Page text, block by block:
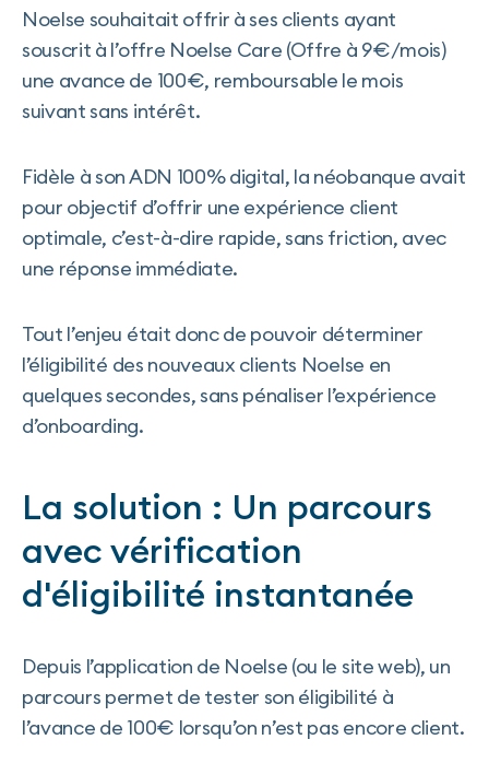
Noelse souhaitait offrir à ses clients ayant
souscrit à l’offre Noelse Care (Offre à 9€/mois)
une avance de 100€, remboursable le mois
suivant sans intérêt.
Fidèle à son ADN 100% digital, la néobanque avait
pour objectif d’offrir une expérience client
optimale, c’est-à-dire rapide, sans friction, avec
une réponse immédiate.
Tout l’enjeu était donc de pouvoir déterminer
l’éligibilité des nouveaux clients Noelse en
quelques secondes, sans pénaliser l’expérience
d’onboarding.
La solution : Un parcours
avec vérification
d'éligibilité instantanée
Depuis l’application de Noelse (ou le site web), un
parcours permet de tester son éligibilité à
l’avance de 100€ lorsqu’on n’est pas encore client.